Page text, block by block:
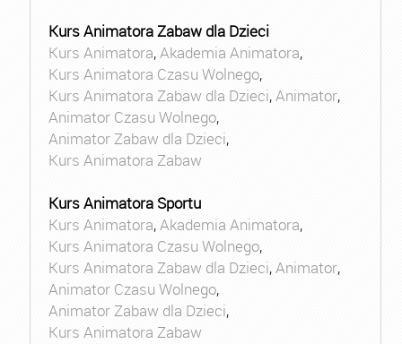
Kurs Animatora Zabaw dla Dzieci
Kurs Animatora,Akademia Animatora,
Kurs Animatora Czasu Wolnego,
Kurs Animatora Zabaw dla Dzieci,Animator,
Animator Czasu Wolnego,
Animator Zabaw dla Dzieci,
Kurs Animatora Zabaw
Kurs Animatora Sportu
Kurs Animatora,Akademia Animatora,
Kurs Animatora Czasu Wolnego,
Kurs Animatora Zabaw dla Dzieci,Animator,
Animator Czasu Wolnego,
Animator Zabaw dla Dzieci,
Kurs Animatora Zabaw